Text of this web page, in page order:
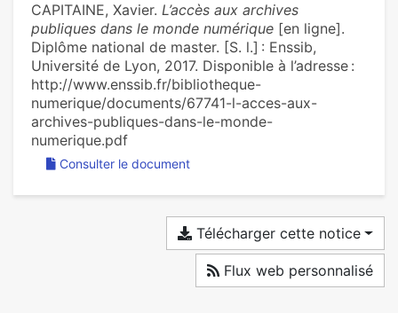
CAPITAINE, Xavier. L’accès aux archives
publiques dans le monde numérique [en ligne].
Diplôme national de master. [S. l.] : Enssib,
Université de Lyon, 2017. Disponible à l’adresse :
http://www.enssib.fr/bibliotheque-
numerique/documents/67741-l-acces-aux-
archives-publiques-dans-le-monde-
numerique.pdf
Consulter le document
Télécharger cette notice
Flux web personnalisé